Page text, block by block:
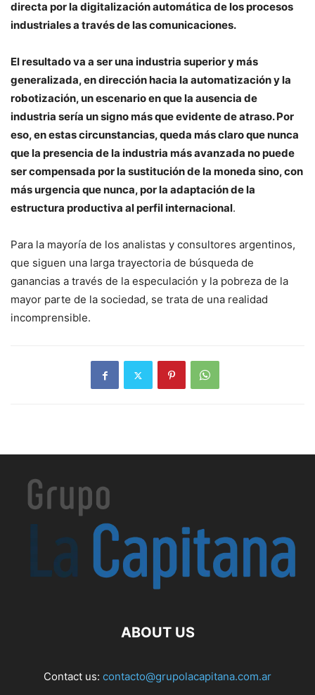
directa por la digitalización automática de los procesos
industriales a través de las comunicaciones.
El resultado va a ser una industria superior y más
generalizada, en dirección hacia la automatización y la
robotización, un escenario en que la ausencia de
industria sería un signo más que evidente de atraso. Por
eso, en estas circunstancias, queda más claro que nunca
que la presencia de la industria más avanzada no puede
ser compensada por la sustitución de la moneda sino, con
más urgencia que nunca, por la adaptación de la
estructura productiva al perfil internacional.
Para la mayoría de los analistas y consultores argentinos,
que siguen una larga trayectoria de búsqueda de
ganancias a través de la especulación y la pobreza de la
mayor parte de la sociedad, se trata de una realidad
incomprensible.
ABOUT US
Contact us: contacto@grupolacapitana.com.ar